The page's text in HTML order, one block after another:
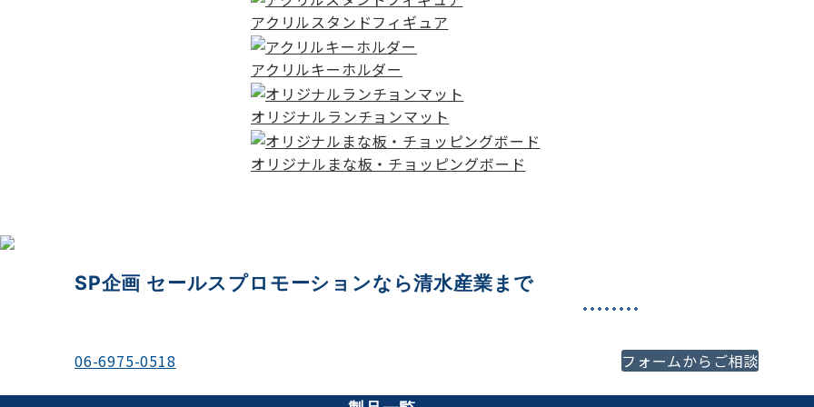
アクリルスタンドフィギュア
アクリルキーホルダー
オリジナルランチョンマット
オリジナルまな板・チョッピングボード
SP企画 セールスプロモーションなら清水産業まで
06-6975-0518
フォームからご相談